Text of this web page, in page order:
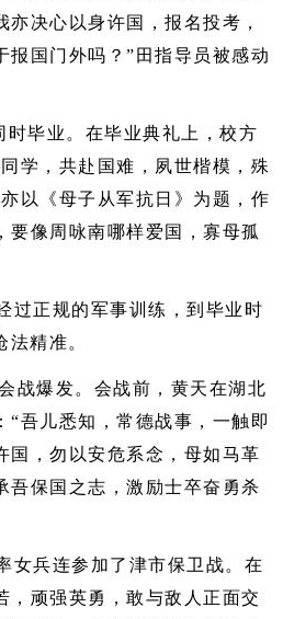
决心以身许国，报名投考，
报国门外吗？”田指导员被感动
时毕业。在毕业典礼上，校方
学，共赴国难，夙世楷模，殊
以《母子从军抗日》为题，作
要像周咏南哪样爱国，寡母孤
过正规的军事训练，到毕业时
法精准。
战爆发。会战前，黄天在湖北
“吾儿悉知，常德战事，一触即
国，勿以安危系念，母如马革
吾保国之志，激励士卒奋勇杀
女兵连参加了津市保卫战。在
，顽强英勇，敢与敌人正面交